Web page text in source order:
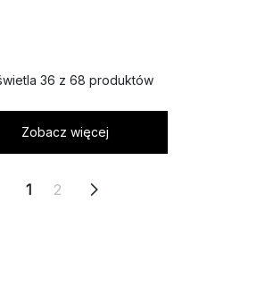
36 z 68 produktów
Zobacz więcej
1 2